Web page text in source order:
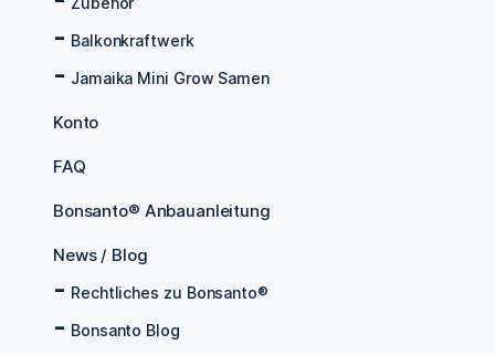
Balkonkraftwerk
Jamaika Mini Grow Samen
Konto
FAQ
Bonsanto® Anbauanleitung
News / Blog
Rechtliches zu Bonsanto®
Bonsanto Blog